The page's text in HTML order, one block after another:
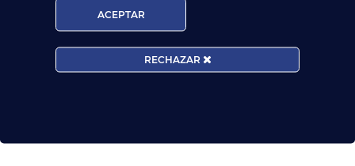
Leer más
¡Últimas plazas! Nuevo Curso TCP en Madrid
– Tercer cuatrimestre 2026
ACEPTAR
RECHAZAR